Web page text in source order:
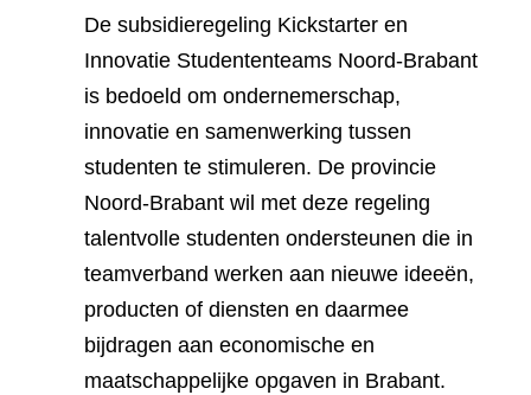
De subsidieregeling Kickstarter en
Innovatie Studententeams Noord-Brabant
is bedoeld om ondernemerschap,
innovatie en samenwerking tussen
studenten te stimuleren. De provincie
Noord-Brabant wil met deze regeling
talentvolle studenten ondersteunen die in
teamverband werken aan nieuwe ideeën,
producten of diensten en daarmee
bijdragen aan economische en
maatschappelijke opgaven in Brabant.